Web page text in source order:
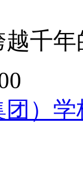
千
）